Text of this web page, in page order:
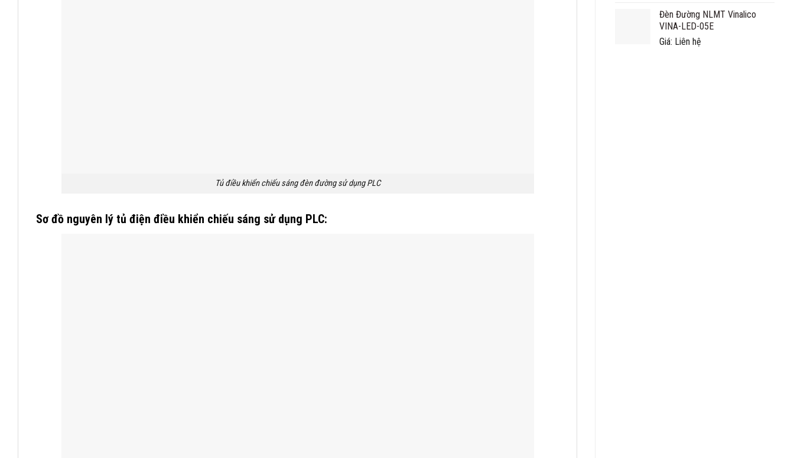
Đèn Đường NLMT Vinalico
VINA-LED-05E
Giá: Liên hệ
Tủ điều khiển chiếu sáng đèn đường sử dụng PLC
Sơ đồ nguyên lý tủ điện điều khiển chiếu sáng sử dụng PLC: